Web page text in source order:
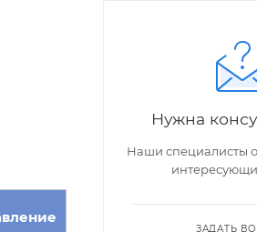
Нужна
Наши специалисты
ЗАДАТЬ